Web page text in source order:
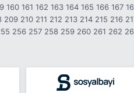
160 161 162 163 164 165 166 167
209 210 211 212 213 214 215 216
256 257 258 259 260 261 262